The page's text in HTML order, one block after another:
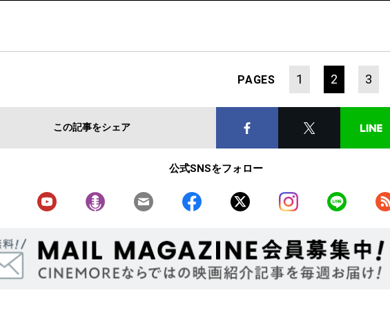
PAGES 1 2 3
この記事をシェア
公式SNSをフォロー